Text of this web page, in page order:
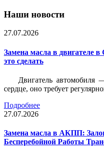
Наши новости
27.07.2026
Замена масла в двигателе
это сделать
Двигатель автомобиля
сердце, оно требует
Подробнее
27.07.2026
Замена масла в АКПП:
Бесперебойной Работы